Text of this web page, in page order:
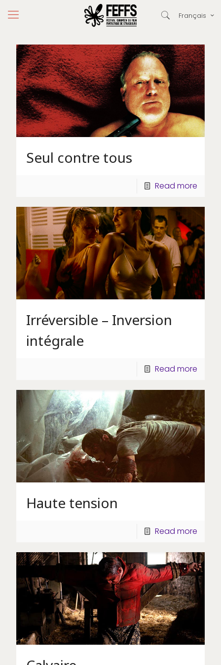
Français
Seul contre tous
Read more
Irréversible – Inversion
intégrale
Read more
Haute tension
Read more